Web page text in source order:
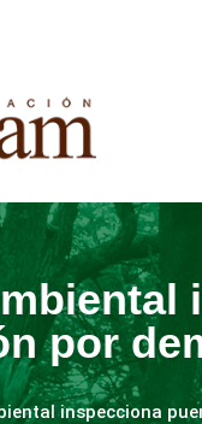
por
inspecciona